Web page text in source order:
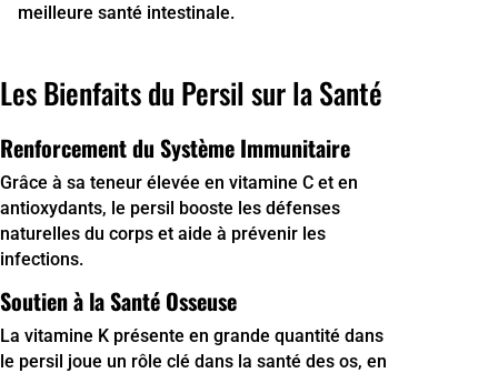
meilleure santé intestinale.
Les Bienfaits du Persil sur la Santé
Renforcement du Système Immunitaire
Grâce à sa teneur élevée en vitamine C et en
antioxydants, le persil booste les défenses
naturelles du corps et aide à prévenir les
infections.
Soutien à la Santé Osseuse
La vitamine K présente en grande quantité dans
le persil joue un rôle clé dans la santé des os, en